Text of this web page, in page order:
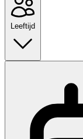
Leeftijd